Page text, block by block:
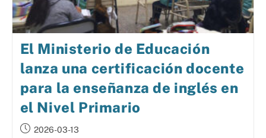
El Ministerio de Educación
lanza una certificación docente
para la enseñanza de inglés en
el Nivel Primario
2026-03-13